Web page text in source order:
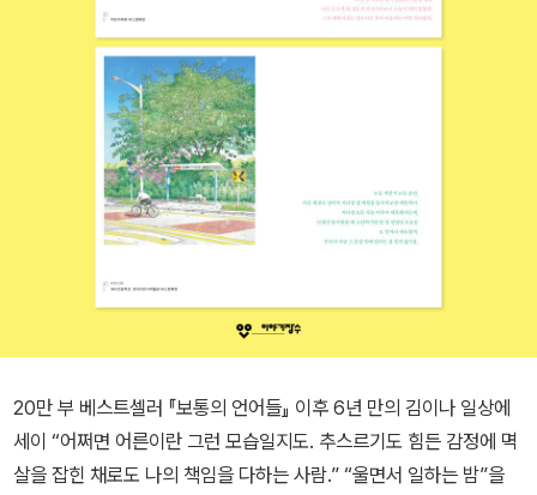
20만 부 베스트셀러 『보통의 언어들』 이후 6년 만의 김이나 일상에
세이 “어쩌면 어른이란 그런 모습일지도. 추스르기도 힘든 감정에 멱
살을 잡힌 채로도 나의 책임을 다하는 사람.” “울면서 일하는 밤”을